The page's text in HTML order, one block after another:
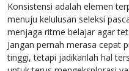
Konsistensi adalah elemen
menuju kelulusan seleksi
menjaga ritme belajar agar
Jangan pernah merasa cepat
tinggi, tetapi jadikanlah hal